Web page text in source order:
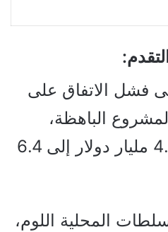
فشل الاتفاق على
الباهظة،
والتي ارتفعت من 4.2 مليار دولار إلى 6.4
المحلية اللوم،